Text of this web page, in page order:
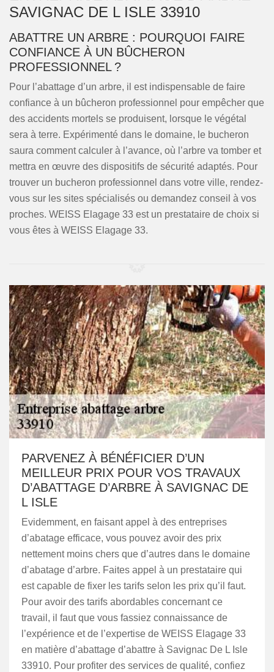
SAVIGNAC DE L ISLE 33910
ABATTRE UN ARBRE : POURQUOI FAIRE
CONFIANCE À UN BÛCHERON
PROFESSIONNEL ?
Pour l’abattage d’un arbre, il est indispensable de faire
confiance à un bûcheron professionnel pour empêcher que
des accidents mortels se produisent, lorsque le végétal
sera à terre. Expérimenté dans le domaine, le bucheron
saura comment calculer à l’avance, où l’arbre va tomber et
mettra en œuvre des dispositifs de sécurité adaptés. Pour
trouver un bucheron professionnel dans votre ville, rendez-
vous sur les sites spécialisés ou demandez conseil à vos
proches. WEISS Elagage 33 est un prestataire de choix si
vous êtes à WEISS Elagage 33.
PARVENEZ À BÉNÉFICIER D’UN
MEILLEUR PRIX POUR VOS TRAVAUX
D’ABATTAGE D’ARBRE À SAVIGNAC DE
L ISLE
Evidemment, en faisant appel à des entreprises
d’abatage efficace, vous pouvez avoir des prix
nettement moins chers que d’autres dans le domaine
d’abatage d’arbre. Faites appel à un prestataire qui
est capable de fixer les tarifs selon les prix qu’il faut.
Pour avoir des tarifs abordables concernant ce
travail, il faut que vous fassiez connaissance de
l’expérience et de l’expertise de WEISS Elagage 33
en matière d’abattage d’abattre à Savignac De L Isle
33910. Pour profiter des services de qualité, confiez